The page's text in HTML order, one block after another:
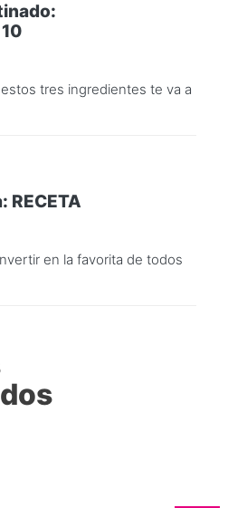
tres ingredientes te va a
RECETA
en la favorita de todos
no pueden faltar